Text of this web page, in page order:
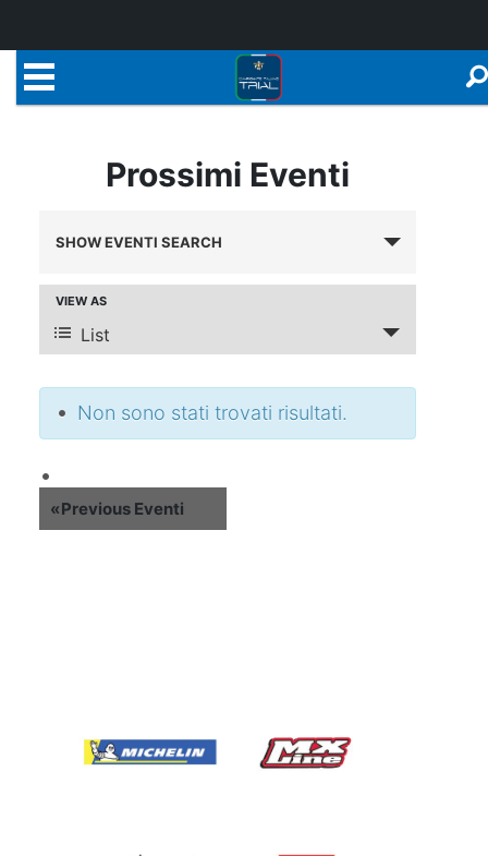
Prossimi Eventi
Eventi
e
viste
Navigazione
SHOW EVENTI SEARCH
Evento
Viste
VIEW AS
List
Non sono stati trovati risultati.
«Previous Eventi